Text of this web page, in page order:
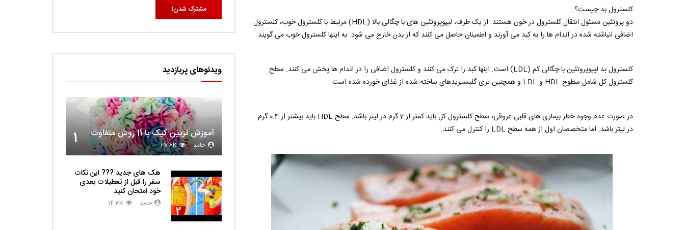
کلسترول بد چیست؟
دو پروتئین مسئول انتقال کلسترول در خون هستند. از یک طرف، لیپوپروتئین های با چگالی بالا (HDL) مرتبط با کلسترول خوب، کلسترول
اضافی انباشته شده در اندام ها را به کبد می آورند و اطمینان حاصل می کنند که از بدن خارج می شود. به اینها کلسترول خوب می گویند.
کلسترول بد لیپوپروتئین با چگالی کم (LDL) است. اینها کبد را ترک می کنند و کلسترول اضافی را در اندام ها پخش می کنند. سطح
کلسترول کل شامل سطوح HDL و LDL و همچنین تری گلیسیریدهای ساخته شده از غذای خورده شده است.
در صورت عدم وجود خطر بیماری های قلبی عروقی، سطح کلسترول کل باید کمتر از 2 گرم در لیتر باشد. سطح HDL باید بیشتر از 0.4 گرم
در لیتر باشد. اما متخصصان اول از همه سطح LDL را کنترل می کنند.
ویدئوهای پربازدید
1 آموزش تزیین کیک با 11 روش متفاوت
حامد 27.6K
2
هک های جدید ??️? این نکات
سفر را قبل از تعطیلات بعدی
خود امتحان کنید
حامد 14.3K